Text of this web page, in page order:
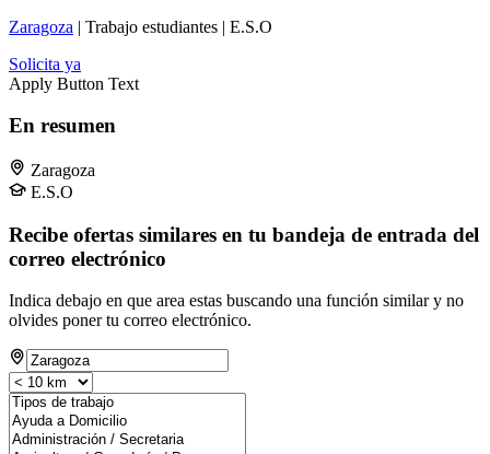
Zaragoza | Trabajo estudiantes | E.S.O
Solicita ya
Apply Button Text
En resumen
Zaragoza
E.S.O
Recibe ofertas similares en tu bandeja de entrada del
correo electrónico
Indica debajo en que area estas buscando una función similar y no
olvides poner tu correo electrónico.